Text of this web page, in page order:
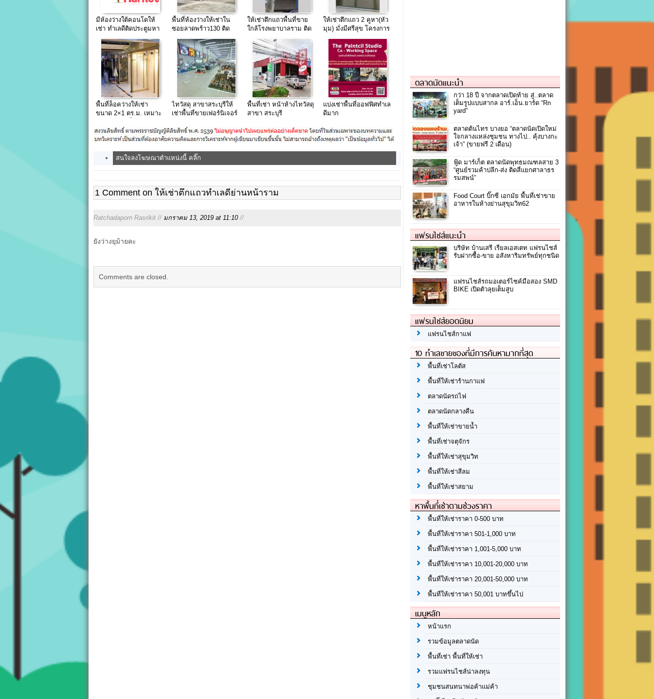
มีห้องว่างใต้คอนโดให้
เช่า ทำเลดีติดประตูมหา
พื้นที่ห้องว่างให้เช่าใน
ซอยลาดพร้าว130 ติด
ให้เช่าตึกแถวพื้นที่ขาย
ใกล้โรงพยาบาลราม ติด
หัวหมาก
ให้เช่าตึกแถว 2 คูหา(หัว
มุม) มั่งมีศรีสุข โครงการ
พื้นที่ล็อคว่างให้เช่า
ขนาด 2×1 ตร.ม. เหมาะ
ปลีก-ส่ง อาคารโชค
อนันต์แฟชั่น ประตูน้ำ
ไทวัสดุ สาขาสระบุรีให้
เช่าพื้นที่ขายเฟอร์นิเจอร์
ราคาถูก
พื้นที่เช่า หน้าห้างไทวัสดุ
สาขา สระบุรี
แบ่งเช่าพื้นที่ออฟฟิศทำเล
ดีมาก
สนใจลงโฆษณาตำแหน่งนี้ คลิ๊ก
1 Comment on ให้เช่าตึกแถวทำเลดีย่านหน้าราม
Ratchadaporn Rasrikit // มกราคม 13, 2019 at 11:10//
ยังว่างยุม้ายคะ
Comments are closed.
ตลาดนัดแนะนำ
กว่า 18 ปี จากตลาดเปิดท้าย สู่..ตลาด
เต็มรูปแบบสากล อาร์.เอ็น.ยาร์ด “Rn
yard”
ตลาดต้นไทร บางยอ “ตลาดนัดเปิดใหม่
ใจกลางแหล่งชุมชน ทางไป.. คุ้งบางกะ
เจ้า” (ขายฟรี 2 เดือน)
ฟู้ด มาร์เก็ต ตลาดนัดพุทธมณฑลสาย 3
“ศูนย์รวมค้าปลีก-ส่ง ติดสี่แยกศาลาธร
รมสพน์”
Food Court บิ๊กซี เอกมัย พื้นที่เช่าขาย
อาหารในห้างย่านสุขุมวิท62
แฟรนไชส์แนะนำ
บริษัท บ้านเสรี เรียลเอสเตท แฟรนไชส์
รับฝากซื้อ-ขาย อสังหาริมทรัพย์ทุกชนิด
แฟรนไชส์รถมอเตอร์ไซค์มือสอง SMD
BIKE เปิดตัวลุยเต็มสูบ
แฟรนไชส์ยอดนิยม
แฟรนไชส์กาแฟ
10 ทำเลขายของที่มีการค้นหามากที่สุด
พื้นที่เช่าโลตัส
พื้นที่ให้เช่าร้านกาแฟ
ตลาดนัดรถไฟ
ตลาดนัดกลางคืน
พื้นที่ให้เช่าขายน้ำ
พื้นที่เช่าจตุจักร
พื้นที่ให้เช่าสุขุมวิท
พื้นที่ให้เช่าสีลม
พื้นที่ให้เช่าสยาม
หาพื้นที่เช่าตามช่วงราคา
พื้นที่ให้เช่าราคา 0-500 บาท
พื้นที่ให้เช่าราคา 501-1,000 บาท
พื้นที่ให้เช่าราคา 1,001-5,000 บาท
พื้นที่ให้เช่าราคา 10,001-20,000 บาท
พื้นที่ให้เช่าราคา 20,001-50,000 บาท
พื้นที่ให้เช่าราคา 50,001 บาทขึ้นไป
เมนูหลัก
หน้าแรก
รวมข้อมูลตลาดนัด
พื้นที่เช่า พื้นที่ให้เช่า
รวมแฟรนไชส์น่าลงทุน
ชุมชนสนทนาพ่อค้าแม่ค้า